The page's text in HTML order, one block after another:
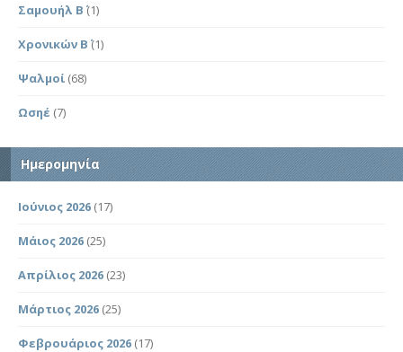
Σαμουήλ Β΄ (1)
Χρονικών Β΄ (1)
Ψαλμοί (68)
Ωσηέ (7)
Ημερομηνία
Ιούνιος 2026 (17)
Μάιος 2026 (25)
Απρίλιος 2026 (23)
Μάρτιος 2026 (25)
Φεβρουάριος 2026 (17)